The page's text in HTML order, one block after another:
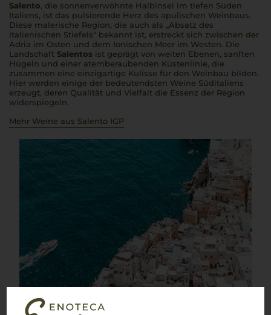
Salento, die sonnenverwöhnte Halbinsel im tiefen Süden
Italiens, ist das pulsierende Herz des apulischen Weinbaus.
Diese malerische Region, die auch als „Absatz des
italienischen Stiefels“ bekannt ist, erstreckt sich zwischen der
Adria im Osten und dem Ionischen Meer im Westen. Die
Landschaft Salentos ist geprägt von weiten Ebenen, sanften
Hügeln und einer atemberaubenden Küstenlinie, die
zusammen eine einzigartige Kulisse für den Weinbau bilden.
Hier werden einige der bedeutendsten Weine Süditaliens
erzeugt, deren Qualität und Vielfalt die Essenz der Region
widerspiegeln.
Mehr Weine aus Salento IGP